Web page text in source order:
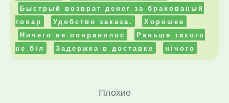
Быстрый возврат денег за бракованый
товар
Удобство заказа.
Хорошее
Ничего не понравилос
Раньше такого
не біл
Задержка в доставке нічого
Плохие